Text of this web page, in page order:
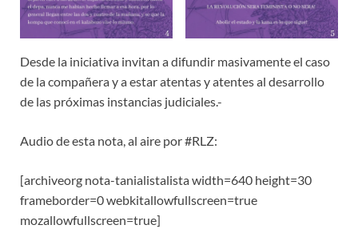
Desde la iniciativa invitan a difundir masivamente el caso
de la compañera y a estar atentas y atentes al desarrollo
de las próximas instancias judiciales.-
Audio de esta nota, al aire por #RLZ:
[archiveorg nota-tanialistalista width=640 height=30
frameborder=0 webkitallowfullscreen=true
mozallowfullscreen=true]